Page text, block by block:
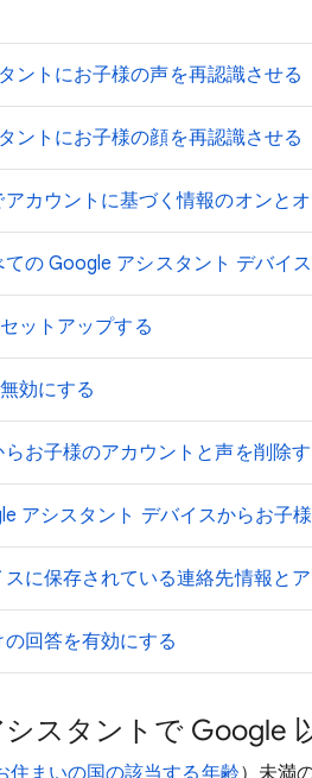
ントにお子様の声を再認識させる
ントにお子様の顔を再認識させる
カウントに基づく情報のオンと
の Google アシスタント デバイ
ットアップする
効にする
お子様のアカウントと声を削除
アシスタント デバイスからお子
に保存されている連絡先情報と
回答を有効にする
スタントで Google
住まいの国の該当する年齢）未満